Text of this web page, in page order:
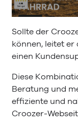
Sollte der
können, leitet
einen
Diese
Beratung und
effiziente und
Croozer-